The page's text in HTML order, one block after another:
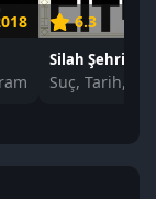
6.3
Silah Şehri izle
Suç, Tarih,